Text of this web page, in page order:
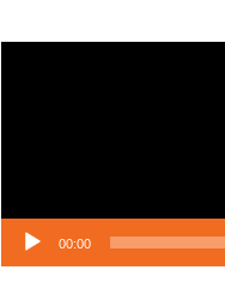
00:00